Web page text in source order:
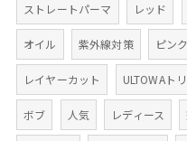
ストレートパーマ レッド
オイル 紫外線対策 ピンク
レイヤーカット ULTOWAト
ボブ 人気 レディース